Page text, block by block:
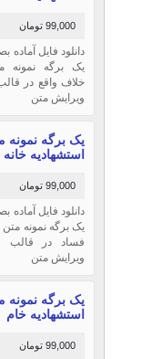
99,000 تومان
دانلود فایل
یک برگه نمونه
خلاف واقع در
ویرایش متن
یک برگه نمونه
استشهادیه
99,000 تومان
دانلود فایل
یک برگه نمونه متن
فساد در قالب
ویرایش متن
یک برگه نمونه
استشهادیه خام
99,000 تومان